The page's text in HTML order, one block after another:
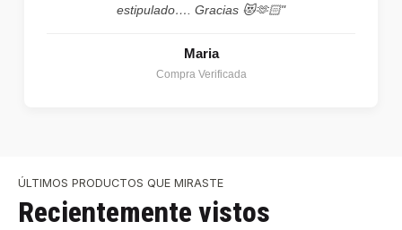
estipulado…. Gracias 😻🫶🏻"
Maria
Compra Verificada
ÚLTIMOS PRODUCTOS QUE MIRASTE
Recientemente vistos